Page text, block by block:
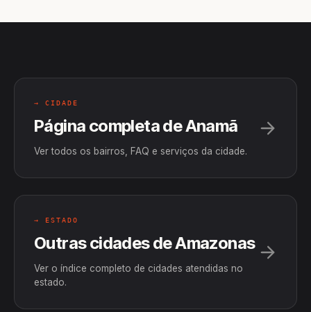
→ CIDADE
Página completa de Anamã
Ver todos os bairros, FAQ e serviços da cidade.
→ ESTADO
Outras cidades de Amazonas
Ver o índice completo de cidades atendidas no
estado.